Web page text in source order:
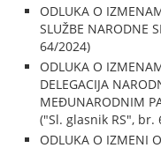
ODLUKA O
SLUŽBE NARODNE
64/2024)
ODLUKA O
DELEGACIJA
MEĐUNARODNIM
("Sl. glasnik RS", br.
ODLUKA O IZMENI